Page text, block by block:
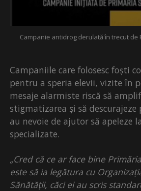
Campanie antidrog derulată în trecut de
Campaniile care folosesc foști
pentru a speria elevii, vizite în
mesaje alarmiste riscă să
stigmatizarea și să descurajeze
au nevoie de ajutor să apeleze
specializate.
„Cred că ce ar face bine
este să ia legătura cu
Sănătății, căci ei au scris